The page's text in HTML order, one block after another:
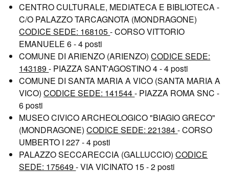
CENTRO CULTURALE, MEDIATECA E BIBLIOTECA -
C/O PALAZZO TARCAGNOTA (MONDRAGONE)
CODICE SEDE: 168105- CORSO VITTORIO
EMANUELE 6 - 4 posti
COMUNE DI ARIENZO (ARIENZO)CODICE SEDE:
143189- PIAZZA SANT'AGOSTINO 4 - 4 posti
COMUNE DI SANTA MARIA A VICO (SANTA MARIA A
VICO)CODICE SEDE: 141544- PIAZZA ROMA SNC -
6 posti
MUSEO CIVICO ARCHEOLOGICO "BIAGIO GRECO"
(MONDRAGONE)CODICE SEDE: 221384- CORSO
UMBERTO I 227 - 4 posti
PALAZZO SECCARECCIA (GALLUCCIO)CODICE
SEDE: 175649- VIA VICINATO 15 - 2 posti